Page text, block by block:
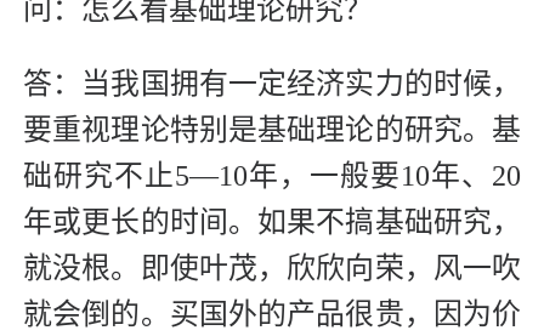
问：怎么看基础理论研究？
答：当我国拥有一定经济实力的时候，
要重视理论特别是基础理论的研究。基
础研究不止5—10年，一般要10年、20
年或更长的时间。如果不搞基础研究，
就没根。即使叶茂，欣欣向荣，风一吹
就会倒的。买国外的产品很贵，因为价